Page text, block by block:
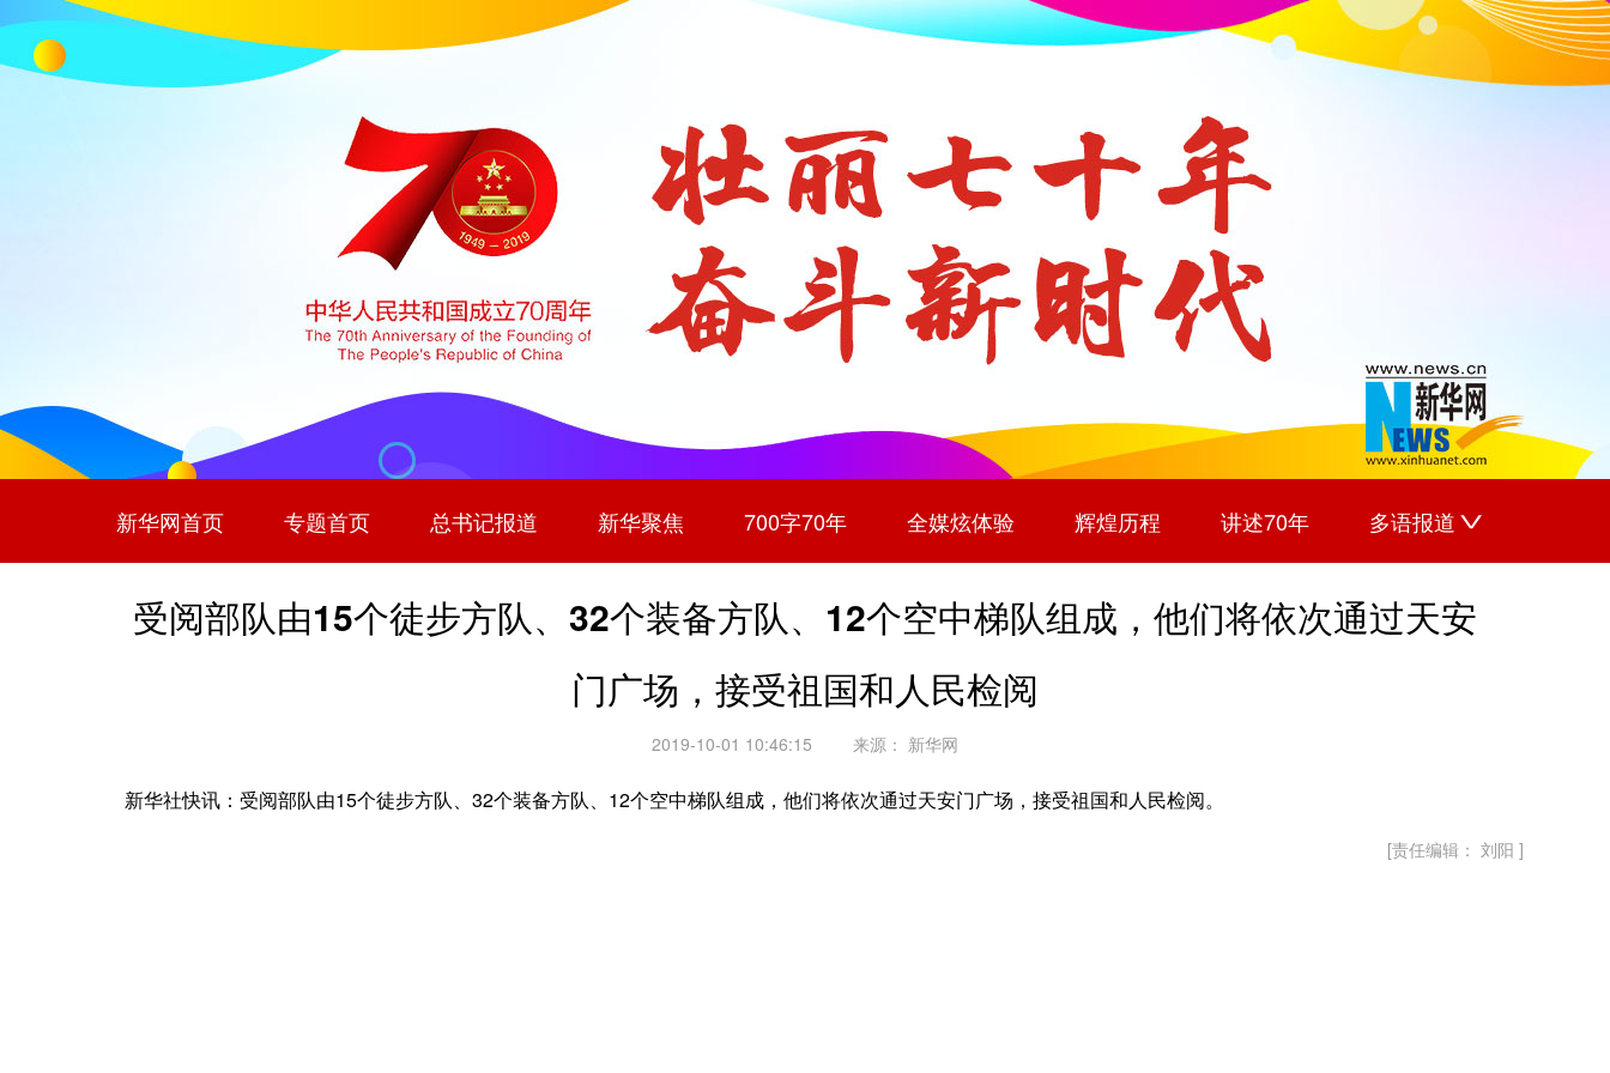
新华网首页 专题首页 总书记报道 新华聚焦 700字70年 全媒炫体验 辉煌历程 讲述70年 多语报道
中文
English
한국어
受阅部队由15个徒步方队、32个装备方队、12个空中梯队组成，他们将依次通过天安
门广场，接受祖国和人民检阅
2019-10-01 10:46:15 来源： 新华网
新华社快讯：受阅部队由15个徒步方队、32个装备方队、12个空中梯队组成，他们将依次通过天安门广场，接受祖国和人民检阅。
[责任编辑： 刘阳 ]